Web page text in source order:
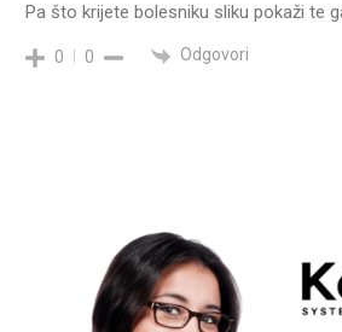
Pa što krijete bolesniku sliku pokaži te
0 0 Odgovori